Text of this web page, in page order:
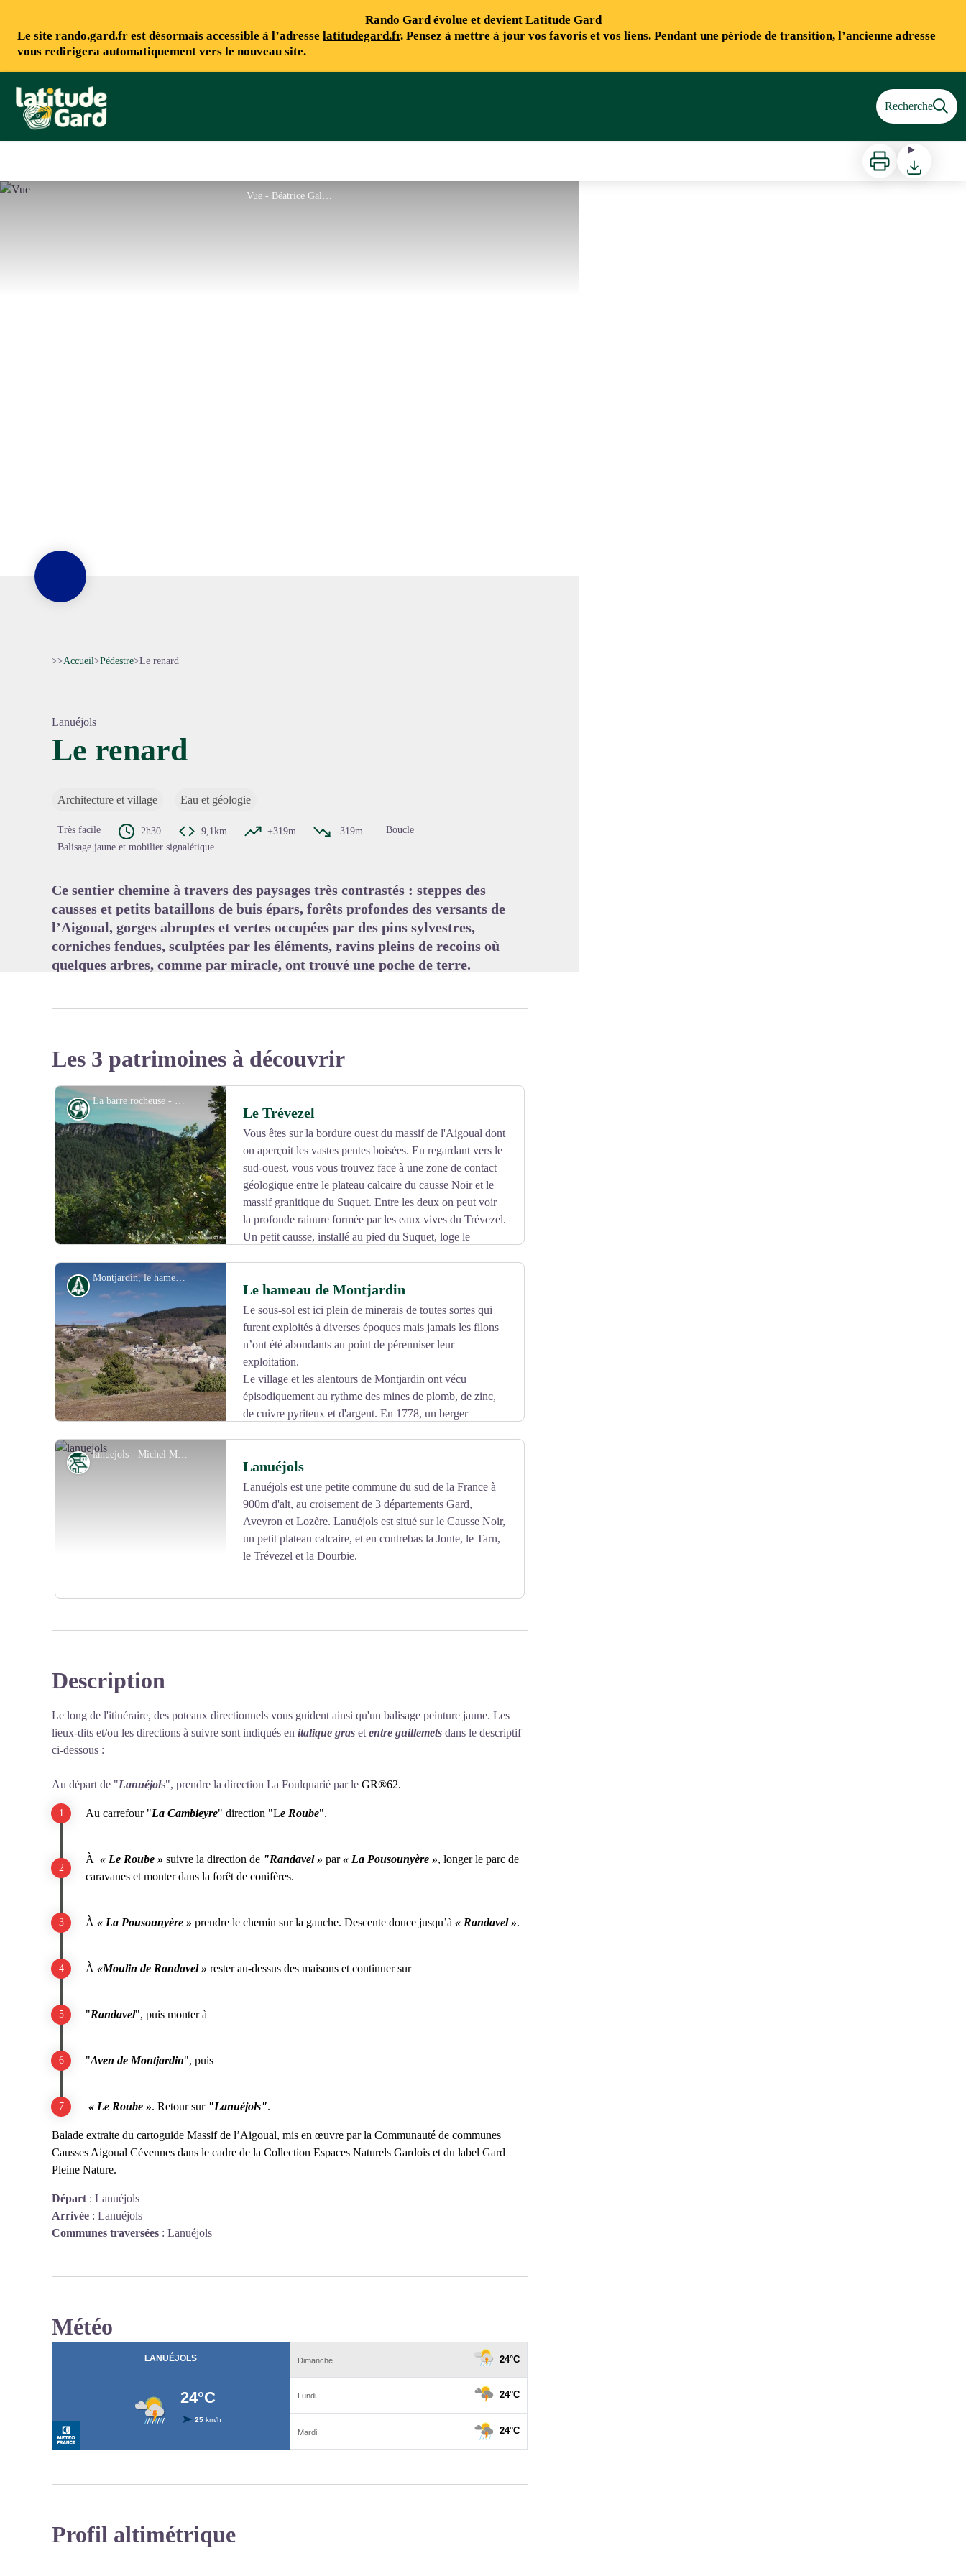
Rando Gard évolue et devient Latitude Gard
Le site rando.gard.fr est désormais accessible à l’adresse latitudegard.fr. Pensez à mettre à jour vos favoris et vos liens. Pendant une période de transition, l’ancienne adresse
vous redirigera automatiquement vers le nouveau site.
Rando Gard Recherche
Imprimer Télécharger
Vue - Béatrice Galzin
>>Accueil>Pédestre>Le renard
Lanuéjols
Le renard
Architecture et village Eau et géologie
Très facile 2h30 9,1km +319m -319m
Boucle
Balisage jaune et mobilier signalétique
Ce sentier chemine à travers des paysages très contrastés : steppes des
causses et petits bataillons de buis épars, forêts profondes des versants de
l’Aigoual, gorges abruptes et vertes occupées par des pins sylvestres,
corniches fendues, sculptées par les éléments, ravins pleins de recoins où
quelques arbres, comme par miracle, ont trouvé une poche de terre.
Les 3 patrimoines à découvrir
La barre rocheuse - Michel Monnot
Voir l'image en plein écran
Géologie Le Trévezel
Vous êtes sur la bordure ouest du massif de l'Aigoual dont
on aperçoit les vastes pentes boisées. En regardant vers le
sud-ouest, vous vous trouvez face à une zone de contact
géologique entre le plateau calcaire du causse Noir et le
massif granitique du Suquet. Entre les deux on peut voir
la profonde rainure formée par les eaux vives du Trévezel.
Un petit causse, installé au pied du Suquet, loge le
Montjardin, le hameau - Béatrice Galzin
Voir l'image en plein écran
Histoire Le hameau de Montjardin
Le sous-sol est ici plein de minerais de toutes sortes qui
furent exploités à diverses époques mais jamais les filons
n’ont été abondants au point de pérenniser leur
exploitation.
Le village et les alentours de Montjardin ont vécu
épisodiquement au rythme des mines de plomb, de zinc,
de cuivre pyriteux et d'argent. En 1778, un berger
1908, la société minière et métallurgique de Villemagne rouvre l'exploitation, en même temps
que d'autres, dans tout secteur. La galerie de Montjardin est longue de 450 m. C'est une période
active et plus de 400 mineurs sont alors employés sur l'ensemble de la concession. Elle ferme
définitivement en 1932 et le village des mineurs, près de Montjardin, est aujourd'hui un centre
lanuejols - Michel Monnot
Voir l'image en plein écran
Patrimoine Lanuéjols
Lanuéjols est une petite commune du sud de la France à
900m d'alt, au croisement de 3 départements Gard,
Aveyron et Lozère. Lanuéjols est situé sur le Causse Noir,
un petit plateau calcaire, et en contrebas la Jonte, le Tarn,
le Trévezel et la Dourbie.
Description
Le long de l'itinéraire, des poteaux directionnels vous guident ainsi qu'un balisage peinture jaune. Les
lieux-dits et/ou les directions à suivre sont indiqués en italique gras et entre guillemets dans le descriptif
ci-dessous :
Au départ de "Lanuéjols", prendre la direction La Foulquarié par le GR®62.
Au carrefour "La Cambieyre" direction "Le Roube".
À « Le Roube » suivre la direction de "Randavel » par« La Pousounyère », longer le parc de
caravanes et monter dans la forêt de conifères.
À « La Pousounyère » prendre le chemin sur la gauche. Descente douce jusqu’à « Randavel ».
À «Moulin de Randavel » rester au-dessus des maisons et continuer sur
"Randavel", puis monter à
"Aven de Montjardin", puis
« Le Roube ». Retour sur "Lanuéjols".
Balade extraite du cartoguide Massif de l’Aigoual, mis en œuvre par la Communauté de communes
Causses Aigoual Cévennes dans le cadre de la Collection Espaces Naturels Gardois et du label Gard
Pleine Nature.
Départ : Lanuéjols
Arrivée : Lanuéjols
Communes traversées : Lanuéjols
Météo
Profil altimétrique